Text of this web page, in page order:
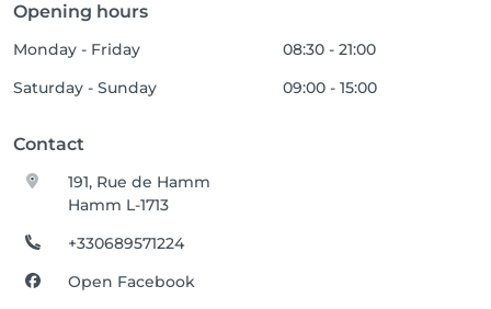
Opening hours
Monday - Friday
08:30 - 21:00
Saturday - Sunday
09:00 - 15:00
Contact
191, Rue de Hamm
Hamm L-1713
+330689571224
Open Facebook